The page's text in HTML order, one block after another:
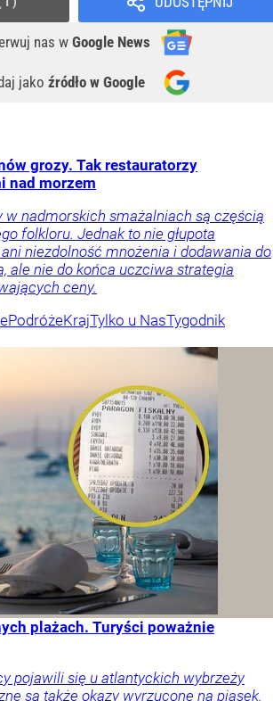
nas w Google News
jako źródło w Google
grozy. Tak restauratorzy
nad morzem
w nadmorskich smażalniach są częścią
folkloru. Jednak to nie głupota
niezdolność mnożenia i dodawania do
ale nie do końca uczciwa strategia
ceny.
PodróżeKrajTylko u NasTygodnik
plażach. Turyści poważnie
pojawili się u atlantyckich wybrzeży
są także okazy wyrzucone na piasek.